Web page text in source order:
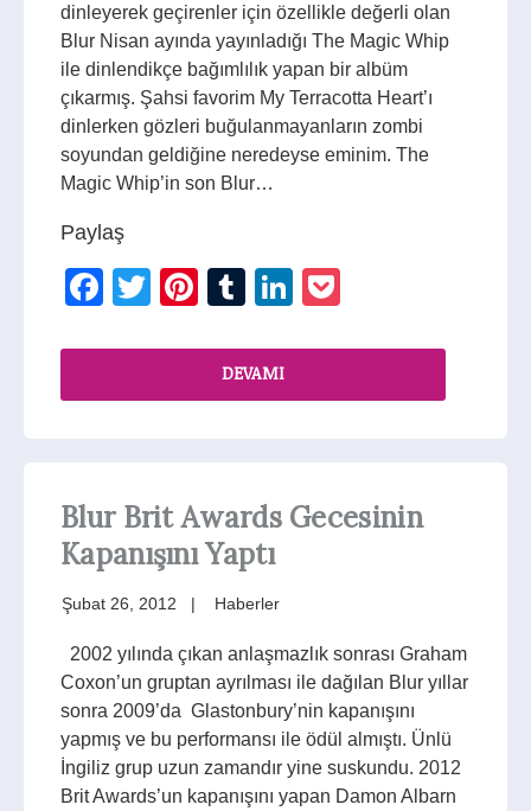
dinleyerek geçirenler için özellikle değerli olan
Blur Nisan ayında yayınladığı The Magic Whip
ile dinlendikçe bağımlılık yapan bir albüm
çıkarmış. Şahsi favorim My Terracotta Heart’ı
dinlerken gözleri buğulanmayanların zombi
soyundan geldiğine neredeyse eminim. The
Magic Whip’in son Blur…
Paylaş
Facebook
TwitterPinterest
TumblrLinkedIn
DEVAMI
Blur Brit Awards Gecesinin
Kapanışını Yaptı
Şubat 26, 2012 Haberler
2002 yılında çıkan anlaşmazlık sonrası Graham
Coxon’un gruptan ayrılması ile dağılan Blur yıllar
sonra 2009’da Glastonbury’nin kapanışını
yapmış ve bu performansı ile ödül almıştı. Ünlü
İngiliz grup uzun zamandır yine suskundu. 2012
Brit Awards’un kapanışını yapan Damon Albarn